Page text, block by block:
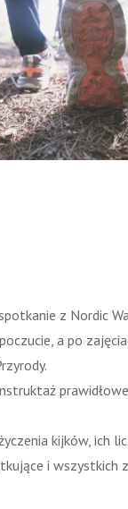
z Nordic
a po
kijków, ich
i wszystkich